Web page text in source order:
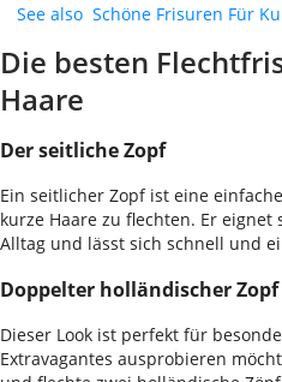
See also Schöne Frisuren Für
Die besten
Haare
Der seitliche Zopf
Ein seitlicher Zopf ist eine
kurze Haare zu flechten. Er
Alltag und lässt sich schnell und
Doppelter holländischer Zopf
Dieser Look ist perfekt für
Extravagantes ausprobieren